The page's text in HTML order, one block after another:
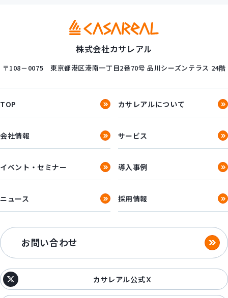
株式会社カサレアル
〒108－0075 東京都港区港南一丁目2番70号 品川シーズンテラス 24階
TOP カサレアルについて
会社情報 サービス
イベント・セミナー 導入事例
ニュース 採用情報
お問い合わせ
カサレアル公式Ｘ